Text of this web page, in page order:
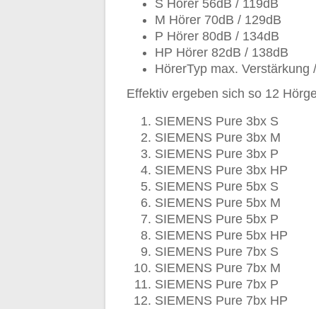
S Hörer 56dB / 119dB
M Hörer 70dB / 129dB
P Hörer 80dB / 134dB
HP Hörer 82dB / 138dB
HörerTyp max.
Effektiv ergeben sich so 12
SIEMENS Pure 3bx S
SIEMENS Pure 3bx M
SIEMENS Pure 3bx P
SIEMENS Pure 3bx HP
SIEMENS Pure 5bx S
SIEMENS Pure 5bx M
SIEMENS Pure 5bx P
SIEMENS Pure 5bx HP
SIEMENS Pure 7bx S
SIEMENS Pure 7bx M
SIEMENS Pure 7bx P
SIEMENS Pure 7bx HP